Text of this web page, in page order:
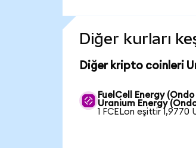
Diğer kurları
Diğer kripto coinleri
FuelCell Energy
Uranium Energy
1 FCELon eşittir 1,9770